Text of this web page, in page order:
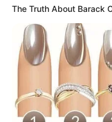
Tiflis qatarı xəbər
Bizi Facebook-da
izləyin
The Truth About Barack